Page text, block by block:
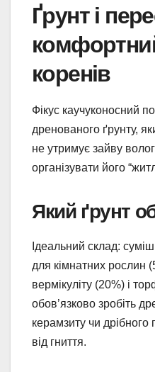
Ґрунт і
коренів
Фікус каучуконосний
дренованого ґрунту,
не утримує зайву
організувати його
Який ґрунт
Ідеальний склад:
для кімнатних рослин
вермікуліту (20%) і
обов’язково зробіть
керамзиту чи дрібного
від гниття.